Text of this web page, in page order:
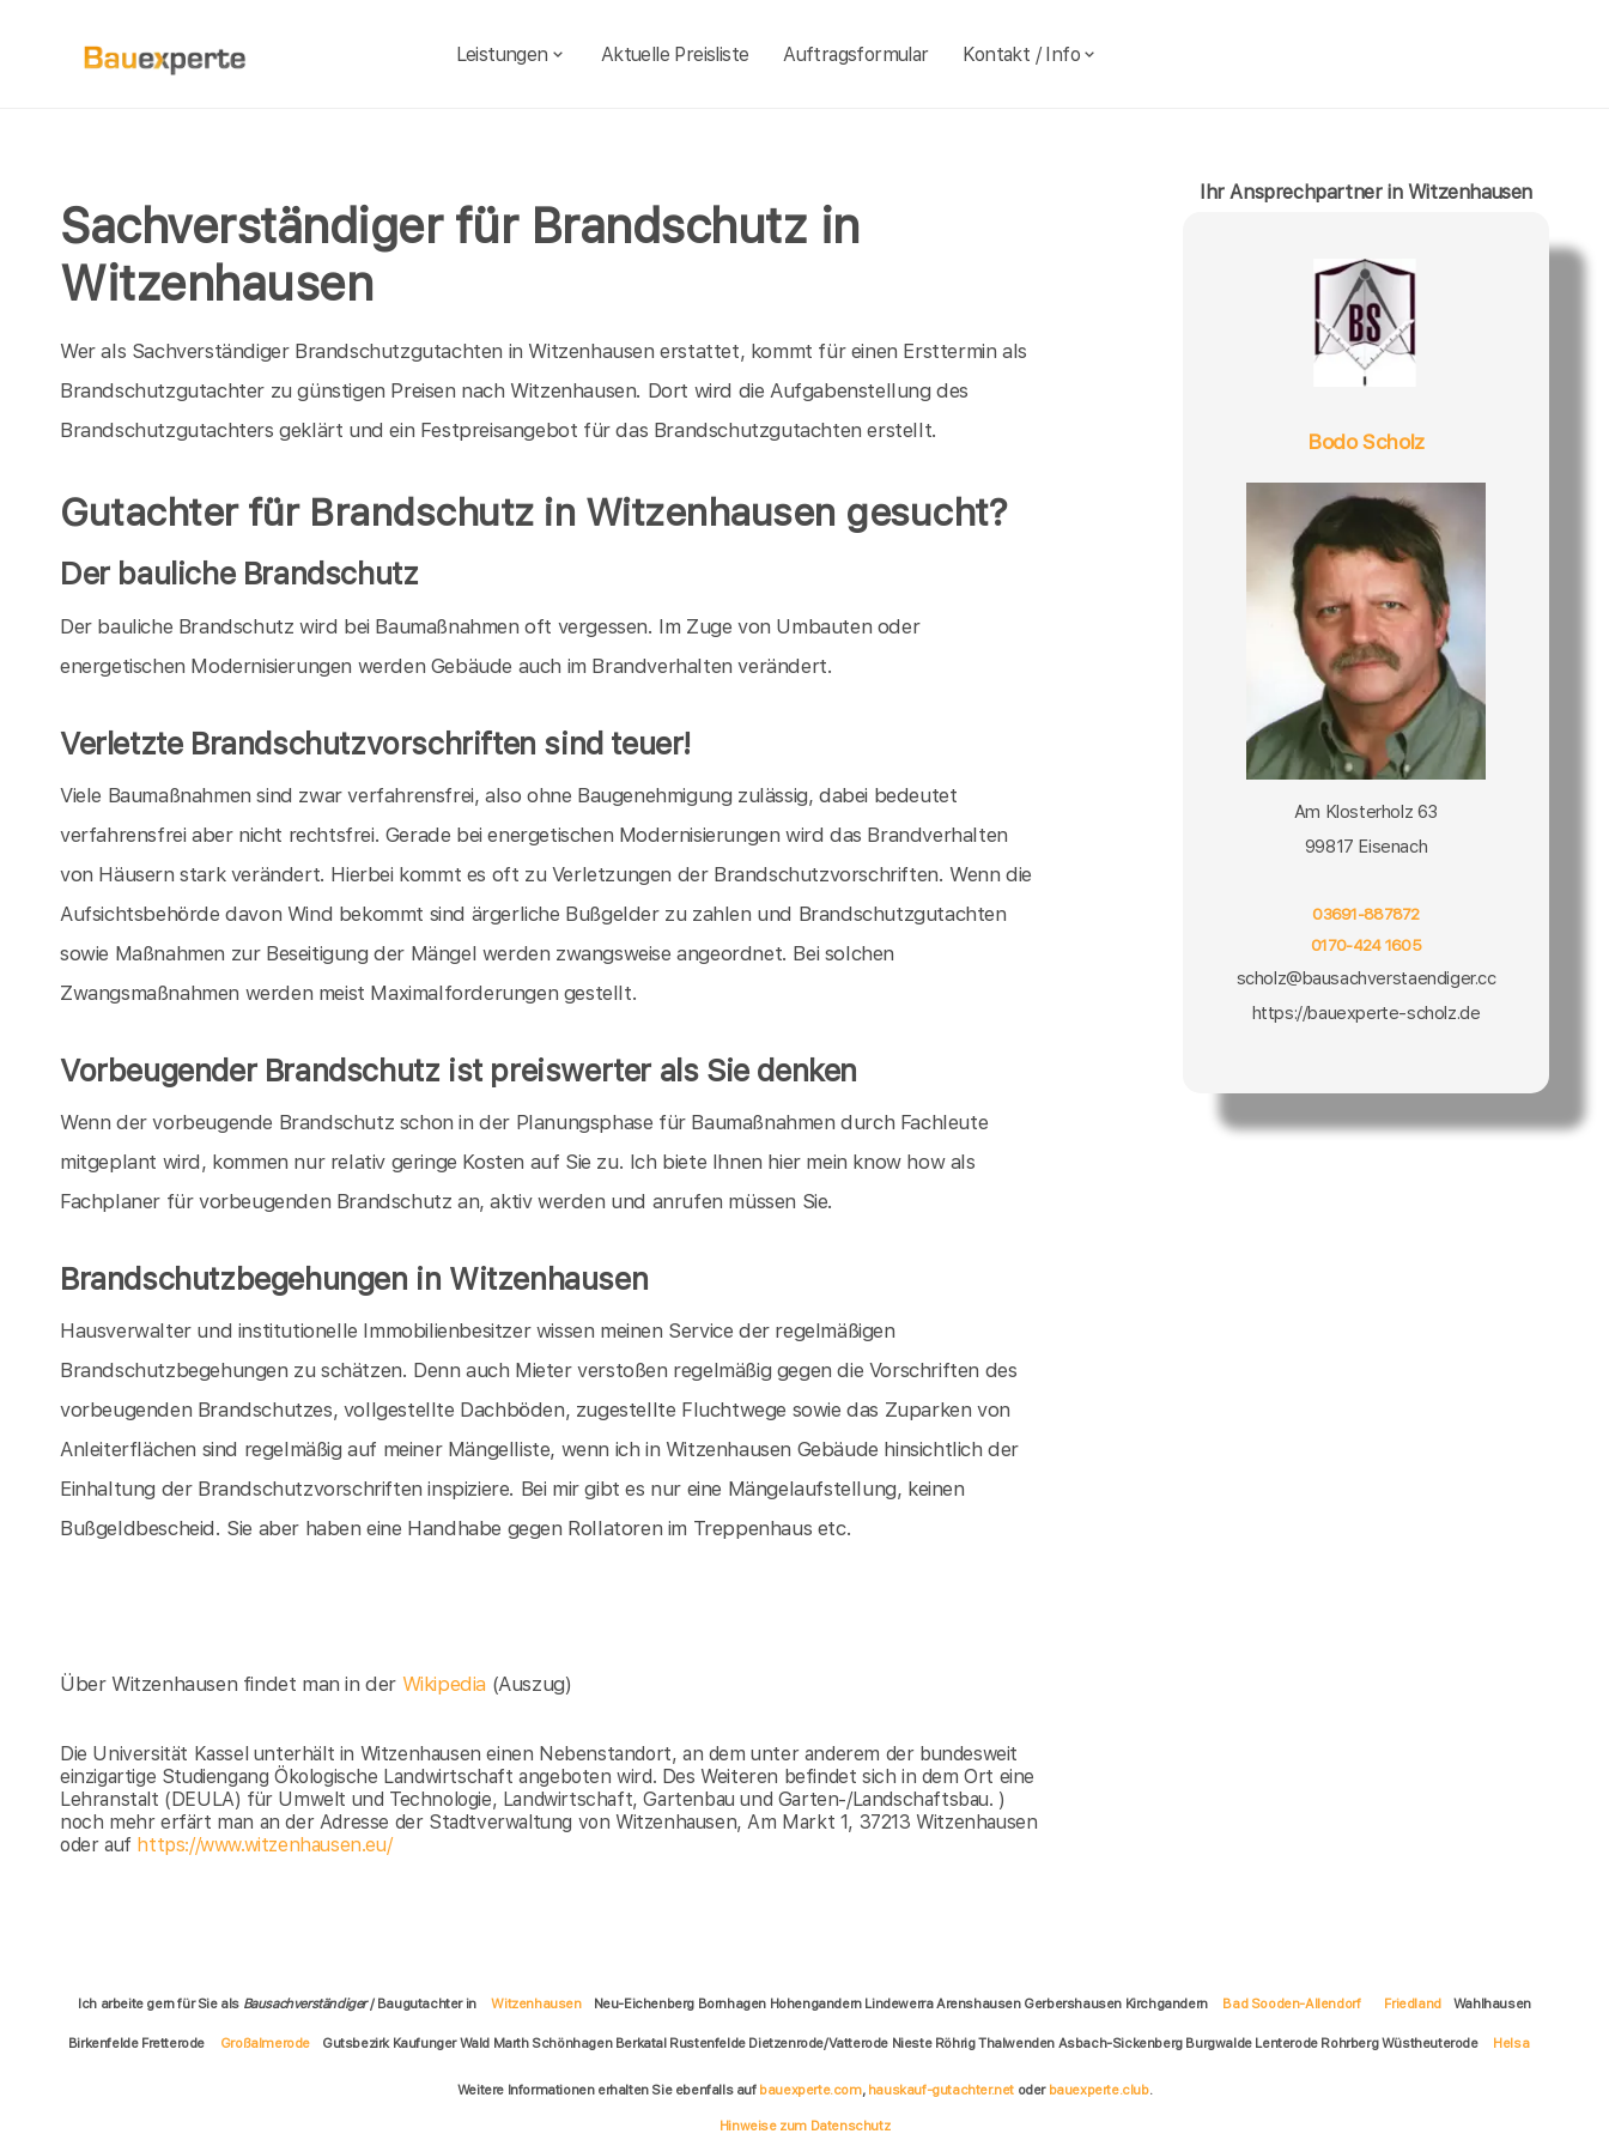
Leistungen Aktuelle Preisliste Auftragsformular Kontakt / Info
Sachverständiger für Brandschutz in
Witzenhausen
Wer als Sachverständiger Brandschutzgutachten in Witzenhausen erstattet, kommt für einen Ersttermin als
Brandschutzgutachter zu günstigen Preisen nach Witzenhausen. Dort wird die Aufgabenstellung des
Brandschutzgutachters geklärt und ein Festpreisangebot für das Brandschutzgutachten erstellt.
Gutachter für Brandschutz in Witzenhausen gesucht?
Der bauliche Brandschutz
Der bauliche Brandschutz wird bei Baumaßnahmen oft vergessen. Im Zuge von Umbauten oder
energetischen Modernisierungen werden Gebäude auch im Brandverhalten verändert.
Verletzte Brandschutzvorschriften sind teuer!
Viele Baumaßnahmen sind zwar verfahrensfrei, also ohne Baugenehmigung zulässig, dabei bedeutet
verfahrensfrei aber nicht rechtsfrei. Gerade bei energetischen Modernisierungen wird das Brandverhalten
von Häusern stark verändert. Hierbei kommt es oft zu Verletzungen der Brandschutzvorschriften. Wenn die
Aufsichtsbehörde davon Wind bekommt sind ärgerliche Bußgelder zu zahlen und Brandschutzgutachten
sowie Maßnahmen zur Beseitigung der Mängel werden zwangsweise angeordnet. Bei solchen
Zwangsmaßnahmen werden meist Maximalforderungen gestellt.
Vorbeugender Brandschutz ist preiswerter als Sie denken
Wenn der vorbeugende Brandschutz schon in der Planungsphase für Baumaßnahmen durch Fachleute
mitgeplant wird, kommen nur relativ geringe Kosten auf Sie zu. Ich biete Ihnen hier mein know how als
Fachplaner für vorbeugenden Brandschutz an, aktiv werden und anrufen müssen Sie.
Brandschutzbegehungen in Witzenhausen
Hausverwalter und institutionelle Immobilienbesitzer wissen meinen Service der regelmäßigen
Brandschutzbegehungen zu schätzen. Denn auch Mieter verstoßen regelmäßig gegen die Vorschriften des
vorbeugenden Brandschutzes, vollgestellte Dachböden, zugestellte Fluchtwege sowie das Zuparken von
Anleiterflächen sind regelmäßig auf meiner Mängelliste, wenn ich in Witzenhausen Gebäude hinsichtlich der
Einhaltung der Brandschutzvorschriften inspiziere. Bei mir gibt es nur eine Mängelaufstellung, keinen
Bußgeldbescheid. Sie aber haben eine Handhabe gegen Rollatoren im Treppenhaus etc.
Über Witzenhausen findet man in der Wikipedia (Auszug)
Die Universität Kassel unterhält in Witzenhausen einen Nebenstandort, an dem unter anderem der bundesweit
einzigartige Studiengang Ökologische Landwirtschaft angeboten wird. Des Weiteren befindet sich in dem Ort eine
Lehranstalt (DEULA) für Umwelt und Technologie, Landwirtschaft, Gartenbau und Garten-/Landschaftsbau. )
noch mehr erfärt man an der Adresse der Stadtverwaltung von Witzenhausen, Am Markt 1, 37213 Witzenhausen
oder auf https://www.witzenhausen.eu/
Ihr Ansprechpartner in Witzenhausen
Bodo Scholz
Am Klosterholz 63
99817 Eisenach
03691-887872
0170-424 1605
scholz@bausachverstaendiger.cc
https://bauexperte-scholz.de
Ich arbeite gern für Sie als Bausachverständiger/ Baugutachter in Witzenhausen Neu-Eichenberg Bornhagen Hohengandern Lindewerra Arenshausen Gerbershausen Kirchgandern Bad Sooden-Allendorf Friedland Wahlhausen
Birkenfelde Fretterode Großalmerode Gutsbezirk Kaufunger Wald Marth Schönhagen Berkatal Rustenfelde Dietzenrode/Vatterode Nieste Röhrig Thalwenden Asbach-Sickenberg Burgwalde Lenterode Rohrberg Wüstheuterode Helsa
Weitere Informationen erhalten Sie ebenfalls auf bauexperte.com, hauskauf-gutachter.net oder bauexperte.club.
Hinweise zum Datenschutz